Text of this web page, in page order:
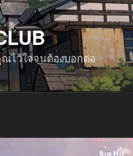
ว้ใจจนต้องบอกต่อ